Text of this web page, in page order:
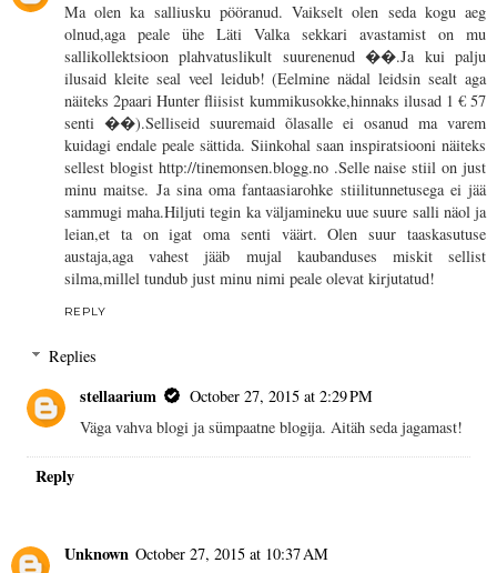
Ma olen ka salliusku pööranud. Vaikselt olen seda kogu aeg
olnud,aga peale ühe Läti Valka sekkari avastamist on mu
sallikollektsioon plahvatuslikult suurenenud ��.Ja kui palju
ilusaid kleite seal veel leidub! (Eelmine nädal leidsin sealt aga
näiteks 2paari Hunter fliisist kummikusokke,hinnaks ilusad 1 € 57
senti ��).Selliseid suuremaid õlasalle ei osanud ma varem
kuidagi endale peale sättida. Siinkohal saan inspiratsiooni näiteks
sellest blogist http://tinemonsen.blogg.no .Selle naise stiil on just
minu maitse. Ja sina oma fantaasiarohke stiilitunnetusega ei jää
sammugi maha.Hiljuti tegin ka väljamineku uue suure salli näol ja
leian,et ta on igat oma senti väärt. Olen suur taaskasutuse
austaja,aga vahest jääb mujal kaubanduses miskit sellist
silma,millel tundub just minu nimi peale olevat kirjutatud!
REPLY
Replies
stellaarium
October 27, 2015 at 2:29 PM
Väga vahva blogi ja sümpaatne blogija. Aitäh seda jagamast!
Reply
Unknown October 27, 2015 at 10:37 AM